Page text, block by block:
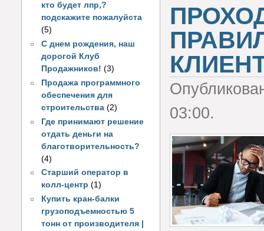
кто будет лпр,?
подскажите пожалуйста
(5)
С днем рождения, наш
дорогой Клуб
Продажников! (3)
Продажа программного
обеспечения для
строительства (2)
Где принимают решение
отдать деньги на
благотворительность?
(4)
Старший оператор в
колл-центр (1)
Купить кран-балки
грузоподъемностью 5
тонн от производителя |
03:00.